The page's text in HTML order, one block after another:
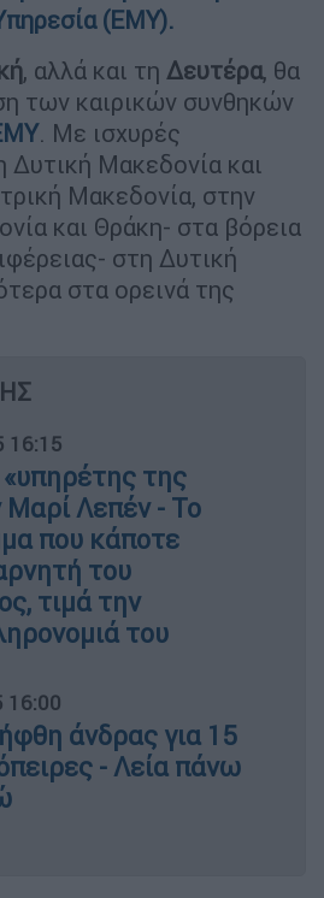
(ΕΜΥ).
, αλλά και τη Δευτέρα, θα
των καιρικών συνθηκών
. Με ισχυρές
Δυτική Μακεδονία και
Μακεδονία, στην
και Θράκη- στα βόρεια
στη Δυτική
στα ορεινά της
16:15
της
Μαρί Λεπέν - Το
που κάποτε
του
τιμά την
του
16:00
άνδρας για 15
- Λεία πάνω